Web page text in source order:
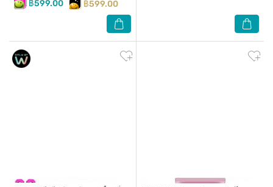
฿599.00
฿599.00